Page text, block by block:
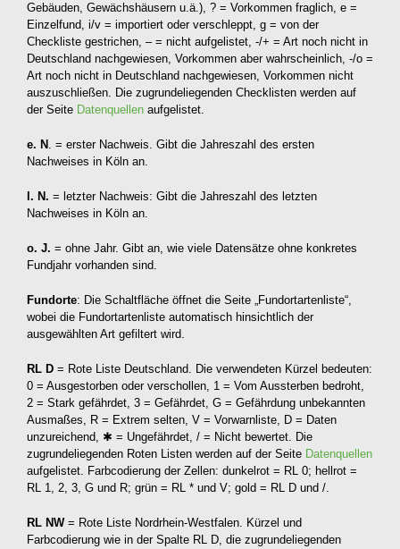
Gebäuden, Gewächshäusern u.ä.), ? = Vorkommen fraglich, e =
Einzelfund, i/v = importiert oder verschleppt, g = von der
Checkliste gestrichen, – = nicht aufgelistet, -/+ = Art noch nicht in
Deutschland nachgewiesen, Vorkommen aber wahrscheinlich, -/o =
Art noch nicht in Deutschland nachgewiesen, Vorkommen nicht
auszuschließen. Die zugrundeliegenden Checklisten werden auf
der Seite Datenquellenaufgelistet.
e. N . = erster Nachweis. Gibt die Jahreszahl des ersten
Nachweises in Köln an.
l. N. = letzter Nachweis: Gibt die Jahreszahl des letzten
Nachweises in Köln an.
o. J. = ohne Jahr. Gibt an, wie viele Datensätze ohne konkretes
Fundjahr vorhanden sind.
Fundorte: Die Schaltfläche öffnet die Seite „Fundortartenliste“,
wobei die Fundortartenliste automatisch hinsichtlich der
ausgewählten Art gefiltert wird.
RL D= Rote Liste Deutschland. Die verwendeten Kürzel bedeuten:
0 = Ausgestorben oder verschollen, 1 = Vom Aussterben bedroht,
2 = Stark gefährdet, 3 = Gefährdet, G = Gefährdung unbekannten
Ausmaßes, R = Extrem selten, V = Vorwarnliste, D = Daten
unzureichend, ✱ = Ungefährdet, / = Nicht bewertet. Die
zugrundeliegenden Roten Listen werden auf der Seite Datenquellen
aufgelistet. Farbcodierung der Zellen: dunkelrot = RL 0; hellrot =
RL 1, 2, 3, G und R; grün = RL * und V; gold = RL D und /.
RL NW= Rote Liste Nordrhein-Westfalen. Kürzel und
Farbcodierung wie in der Spalte RL D, die zugrundeliegenden